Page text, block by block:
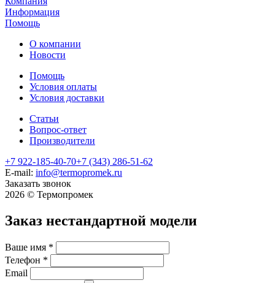
Информация
Помощь
О компании
Новости
Помощь
Условия оплаты
Условия доставки
Статьи
Вопрос-ответ
Производители
+7 922-185-40-70+7 (343) 286-51-62
E-mail: info@termopromek.ru
Заказать звонок
2026 © Термопромек
Заказ нестандартной модели
Ваше имя *
Телефон *
Email